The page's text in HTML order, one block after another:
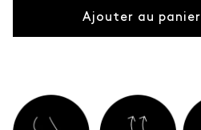
Ajouter au panier